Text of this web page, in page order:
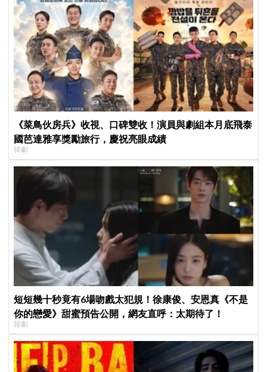
《菜鳥伙房兵》收視、口碑雙收！演員與劇組本月底飛泰
國芭達雅享獎勵旅行，慶祝亮眼成績
韓劇
短短幾十秒竟有6場吻戲太犯規！徐康俊、安恩真《不是
你的戀愛》甜蜜預告公開，網友直呼：太期待了！
韓劇